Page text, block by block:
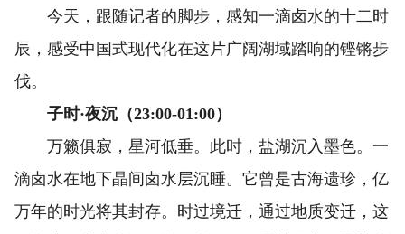
今天，跟随记者的脚步，感知一滴卤水的十二时
辰，感受中国式现代化在这片广阔湖域踏响的铿锵步
伐。
子时·夜沉（23:00-01:00）
万籁俱寂，星河低垂。此时，盐湖沉入墨色。一
滴卤水在地下晶间卤水层沉睡。它曾是古海遗珍，亿
万年的时光将其封存。时过境迁，通过地质变迁，这